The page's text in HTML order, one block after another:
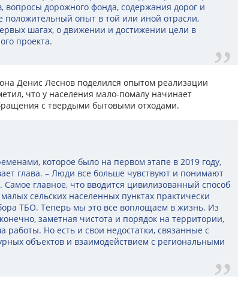
вопросы дорожного фонда, содержания дорог и
опыт в той или иной отрасли,
шагах, о движении и достижении цели в
проекта.
Денис Леснов поделился опытом реализации
что у населения мало-помалу начинает
с твердыми бытовыми отходами.
которое было на первом этапе в 2019 году,
глава. – Люди все больше чувствуют и понимают
Самое главное, что вводится цивилизованный способ
сельских населенных пунктах практически
ТБО. Теперь мы это все воплощаем в жизнь. Из
заметная чистота и порядок на территории,
работы. Но есть и свои недостатки, связанные с
объектов и взаимодействием с региональными